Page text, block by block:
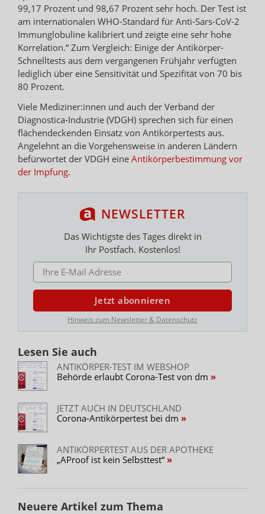
99,17 Prozent und 98,67 Prozent sehr hoch. Der Test ist
am internationalen WHO-Standard für Anti-Sars-CoV-2
Immunglobuline kalibriert und zeigte eine sehr hohe
Korrelation.“ Zum Vergleich: Einige der Antikörper-
Schnelltests aus dem vergangenen Frühjahr verfügten
lediglich über eine Sensitivität und Spezifität von 70 bis
80 Prozent.
Viele Mediziner:innen und auch der Verband der
Diagnostica-Industrie (VDGH) sprechen sich für einen
flächendeckenden Einsatz von Antikörpertests aus.
Angelehnt an die Vorgehensweise in anderen Ländern
befürwortet der VDGH eine Antikörperbestimmung vor
der Impfung.
NEWSLETTER
Das Wichtigste des Tages direkt in
Ihr Postfach. Kostenlos!
E-MAIL ADRESSE
Jetzt abonnieren
Hinweis zum Newsletter & Datenschutz
Lesen Sie auch
ANTIKÖRPER-TEST IM WEBSHOP
Behörde erlaubt Corona-Test von dm
JETZT AUCH IN DEUTSCHLAND
Corona-Antikörpertest bei dm
ANTIKÖRPERTEST AUS DER APOTHEKE
„AProof ist kein Selbsttest“
Neuere Artikel zum Thema